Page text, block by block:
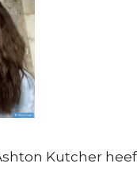
Kutcher